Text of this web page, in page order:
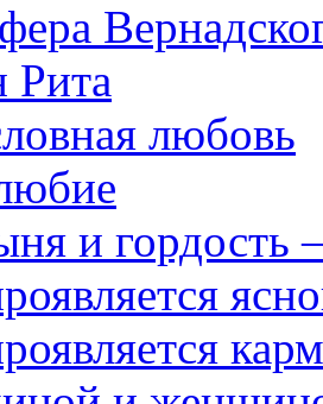
Рита
любовь
и гордость